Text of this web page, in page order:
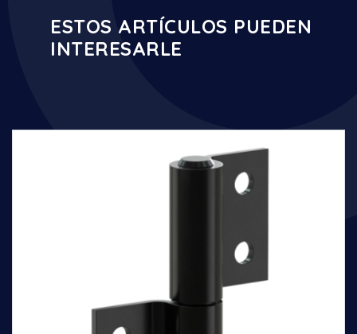
ESTOS ARTÍCULOS PUEDEN
INTERESARLE